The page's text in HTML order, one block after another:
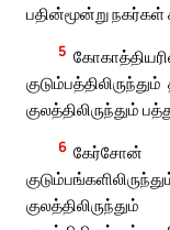
பதின்மூன்று நகர்கள்
5
குலத்திலிருந்தும்
6 கேர்சோன்